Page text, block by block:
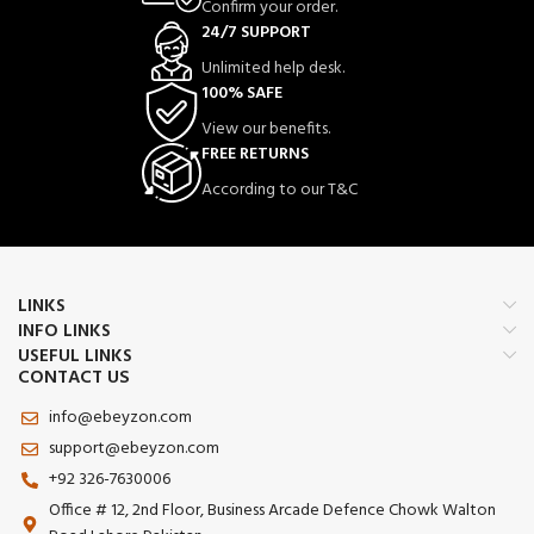
قدیم کلچر کی عکاسی کرتے ہیں۔
یہ ہر قسم
کے جدید کچن اور ڈائننگ ٹیبل پر
خوبصورت لگتا ہے اور اسے صاف
یہ مکمل طور پر
سے پاک ہے۔
Confirm your order.
24/7 SUPPORT
Unlimited help desk.
100% SAFE
View our benefits.
FREE RETURNS
According to our T&C
LINKS
INFO LINKS
USEFUL LINKS
CONTACT US
info@ebeyzon.com
support@ebeyzon.com
+92 326-7630006
Office # 12, 2nd Floor, Business Arcade Defence Chowk Walton